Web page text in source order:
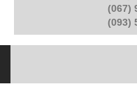
(067)
(093)